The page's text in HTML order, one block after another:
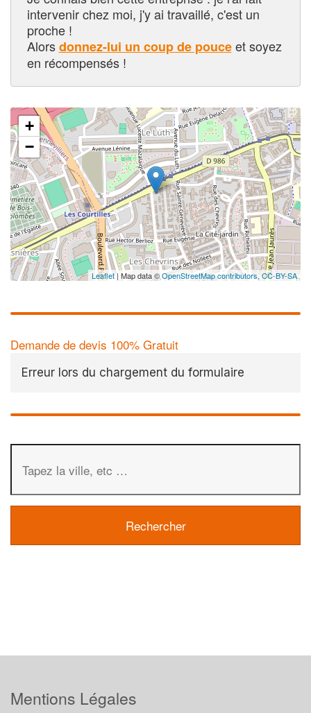
intervenir chez moi, j'y ai travaillé, c'est un
proche !
Alorsdonnez-lui un coup de pouceet soyez
en récompensés !
+
−
Leaflet| Map data ©OpenStreetMap contributors,CC-BY-SA
Demande de devis 100% Gratuit
Erreur lors du chargement du formulaire
Mentions Légales